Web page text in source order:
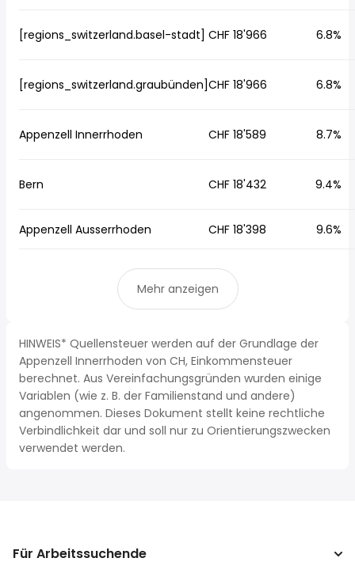
[regions_switzerland.basel-stadt] CHF 18'966 6.8%
[regions_switzerland.graubünden]CHF 18'966 6.8%
Appenzell Innerrhoden CHF 18'589 8.7%
Bern CHF 18'432 9.4%
Appenzell Ausserrhoden CHF 18'398 9.6%
Mehr anzeigen
HINWEIS* Quellensteuer werden auf der Grundlage der
Appenzell Innerrhoden von CH, Einkommensteuer
berechnet. Aus Vereinfachungsgründen wurden einige
Variablen (wie z. B. der Familienstand und andere)
angenommen. Dieses Dokument stellt keine rechtliche
Verbindlichkeit dar und soll nur zu Orientierungszwecken
verwendet werden.
Für Arbeitssuchende